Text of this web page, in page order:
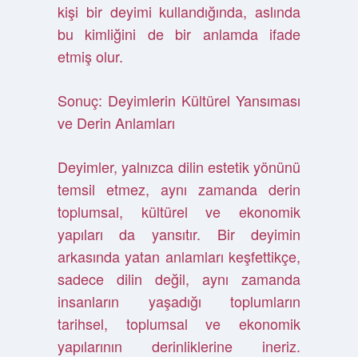
kişi bir deyimi kullandığında, aslında
bu kimliğini de bir anlamda ifade
etmiş olur.
Sonuç: Deyimlerin Kültürel Yansıması
ve Derin Anlamları
Deyimler, yalnızca dilin estetik yönünü
temsil etmez, aynı zamanda derin
toplumsal, kültürel ve ekonomik
yapıları da yansıtır. Bir deyimin
arkasında yatan anlamları keşfettikçe,
sadece dilin değil, aynı zamanda
insanların yaşadığı toplumların
tarihsel, toplumsal ve ekonomik
yapılarının derinliklerine ineriz.